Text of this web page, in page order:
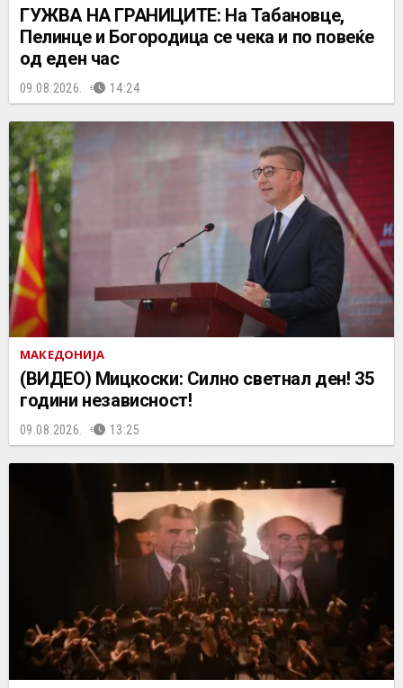
ГУЖВА НА ГРАНИЦИТЕ: На Табановце,
Пелинце и Богородица се чека и по повеќе
од еден час
09.08.2026. 14:24
МАКЕДОНИЈА
(ВИДЕО) Мицкоски: Силно светнал ден! 35
години независност!
09.08.2026. 13:25